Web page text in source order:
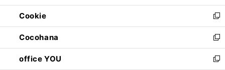
開
く
ウ
で
開
く
ン
ド
ウ
で
開
く
ウ
ィ
ン
ド
ウ
で
Cookie
新
し
い
ウ
ィ
Cocohana
新
し
い
office YOU
新